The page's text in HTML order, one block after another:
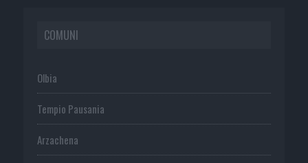
COMUNI
Olbia
Tempio Pausania
Arzachena